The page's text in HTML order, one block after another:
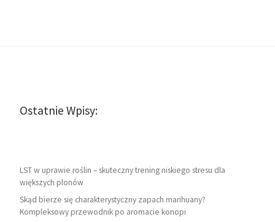
Ostatnie Wpisy:
LST w uprawie roślin – skuteczny trening niskiego stresu dla
większych plonów
Skąd bierze się charakterystyczny zapach marihuany?
Kompleksowy przewodnik po aromacie konopi